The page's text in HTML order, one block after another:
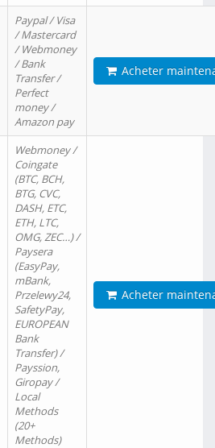
Paypal / Visa
/ Mastercard
/ Webmoney
/ Bank
Transfer /
Perfect
money /
Amazon pay
Acheter
Webmoney /
Coingate
(BTC, BCH,
BTG, CVC,
DASH, ETC,
ETH, LTC,
OMG, ZEC…) /
Paysera
(EasyPay,
mBank,
Przelewy24,
SafetyPay,
EUROPEAN
Bank
Transfer) /
Payssion,
Giropay /
Local
Methods
(20+
Methods)
Acheter